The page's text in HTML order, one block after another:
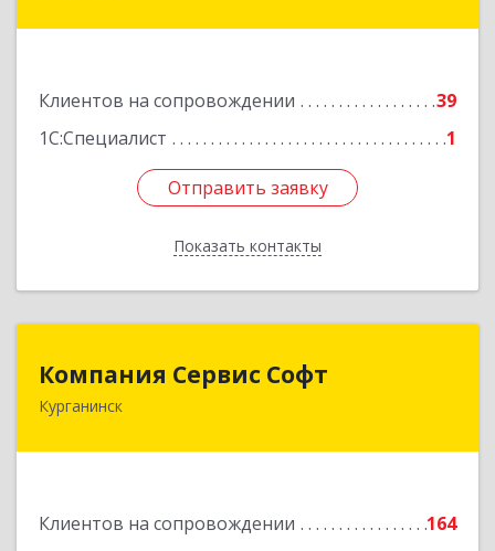
Клиентов на сопровождении
39
1С:Специалист
1
Отправить заявку
Показать контакты
Отправить заявку
Назад
Компания Сервис Софт
Курганинск
Клиентов на сопровождении 164
Компания Сервис Софт
352430, Краснодарский край, Курганинск г,